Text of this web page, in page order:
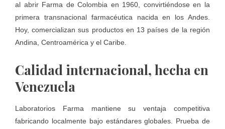
al abrir Farma de Colombia en 1960, convirtiéndose en la
primera transnacional farmacéutica nacida en los Andes.
Hoy, comercializan sus productos en 13 países de la región
Andina, Centroamérica y el Caribe.
Calidad internacional, hecha en
Venezuela
Laboratorios Farma mantiene su ventaja competitiva
fabricando localmente bajo estándares globales. Prueba de